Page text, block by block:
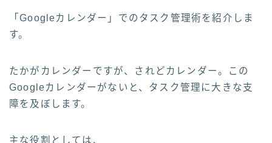
「Googleカレンダー」でのタスク管理術を紹介しま
す。
たかがカレンダーですが、されどカレンダー。この
Googleカレンダーがないと、タスク管理に大きな支
障を及ぼします。
主な役割としては、